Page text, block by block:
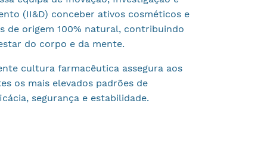
(II&D) conceber ativos cosméticos e
de origem 100% natural, contribuindo
do corpo e da mente.
cultura farmacêutica assegura aos
os mais elevados padrões de
segurança e estabilidade.